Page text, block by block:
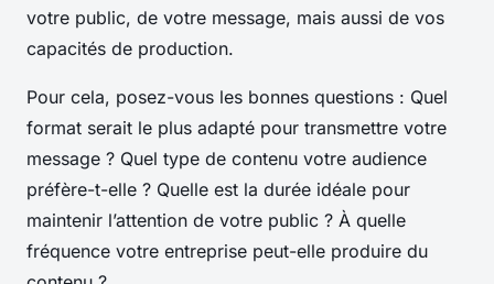
votre public, de votre message, mais aussi de vos
capacités de production.
Pour cela, posez-vous les bonnes questions : Quel
format serait le plus adapté pour transmettre votre
message ? Quel type de contenu votre audience
préfère-t-elle ? Quelle est la durée idéale pour
maintenir l’attention de votre public ? À quelle
fréquence votre entreprise peut-elle produire du